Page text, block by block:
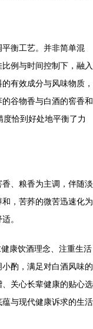
衡工艺。并非简单混
例与时间控制下，融入
有效成分与风味物质，
谷物香与白酒的窖香和
恰到好处地平衡了力
、粮香为主调，伴随淡
，苦荞的微苦迅速化为
。
康饮酒理念、注重生活
酌，满足对白酒风味的
关心长辈健康的贴心选
与现代健康诉求的生活